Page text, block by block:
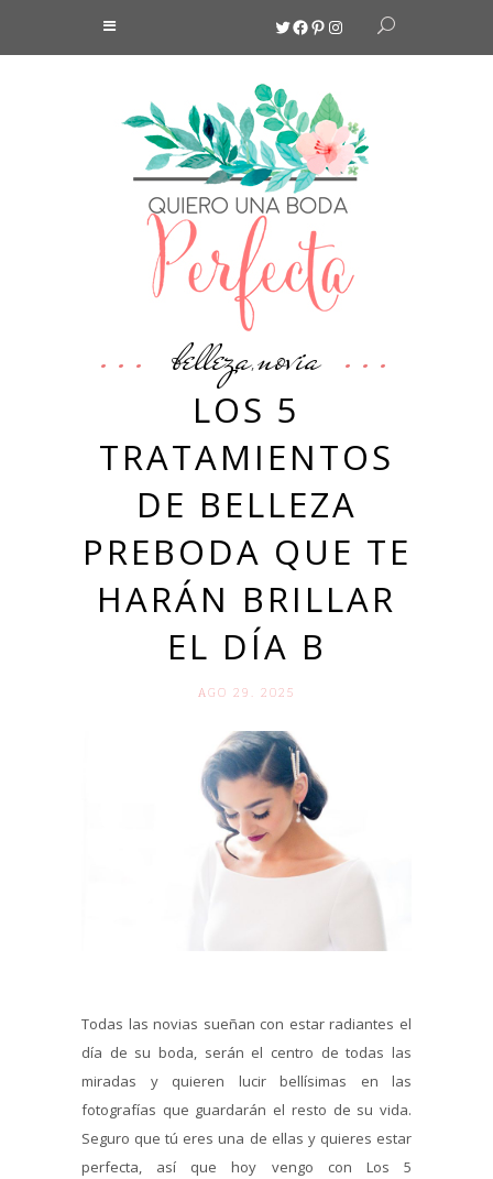
Twitter
Facebook
Pinterest
Instagram
belleza,novia
LOS 5
TRATAMIENTOS
DE BELLEZA
PREBODA QUE TE
HARÁN BRILLAR
EL DÍA B
AGO 29. 2025
Todas las novias sueñan con estar radiantes el
día de su boda, serán el centro de todas las
miradas y quieren lucir bellísimas en las
fotografías que guardarán el resto de su vida.
Seguro que tú eres una de ellas y quieres estar
perfecta, así que hoy vengo con Los 5